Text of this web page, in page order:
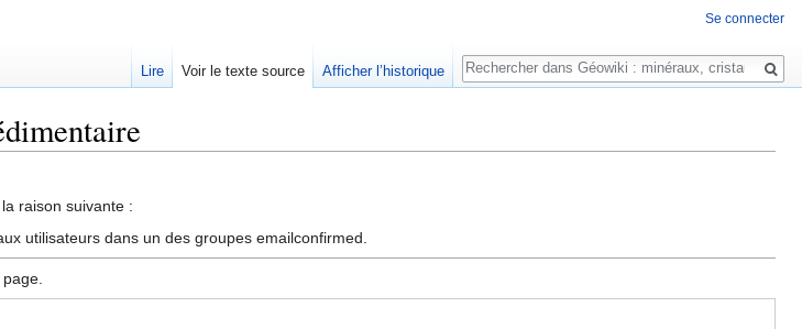
raison suivante :
utilisateurs dans un des groupes emailconfirmed.
Se connecter
Lire Voir le texte source Afficher l’historique
Rechercher